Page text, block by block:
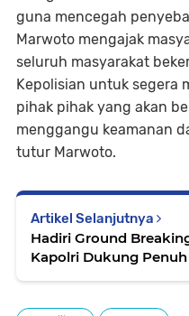
guna mencegah
Marwoto mengajak
seluruh masyarakat
Kepolisian untuk segera
pihak pihak yang akan
menggangu keamanan
tutur Marwoto.
Artikel Selanjutnya
Hadiri Ground
Kapolri Dukung